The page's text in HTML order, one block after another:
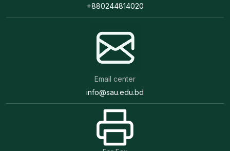
+880244814020
Email center
info@sau.edu.bd